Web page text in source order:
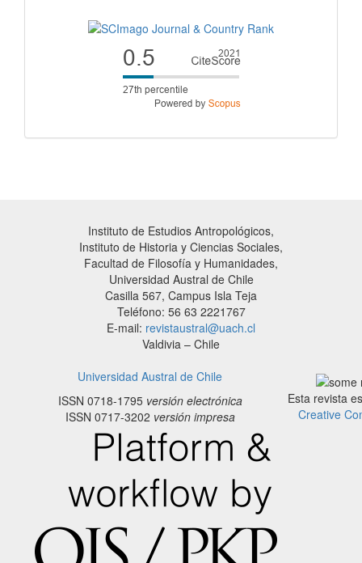
Instituto de Estudios Antropológicos,
Instituto de Historia y Ciencias Sociales,
Facultad de Filosofía y Humanidades,
Universidad Austral de Chile
Casilla 567, Campus Isla Teja
Teléfono: 56 63 2221767
E-mail: revistaustral@uach.cl
Valdivia – Chile
Universidad Austral de Chile
ISSN 0718-1795versión electrónica
ISSN 0717-3202 versión impresa
Esta revista
Creative